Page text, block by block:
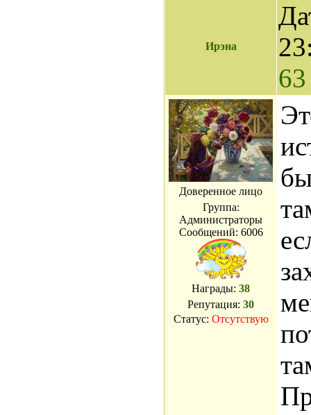
Ирэна
63
Доверенное лицо
Группа:
Администраторы
Сообщений: 6006
Награды: 38
Репутация: 30
Статус: Отсутствую